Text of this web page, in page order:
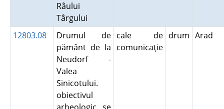
Râului
Târgului
12803.08
Drumul de
pământ de la
Neudorf -
Valea
Sinicotului.
obiectivul
cale de
comunicaţie
drum Arad